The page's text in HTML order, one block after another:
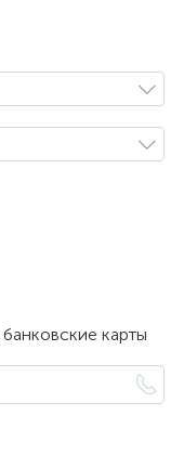
карты